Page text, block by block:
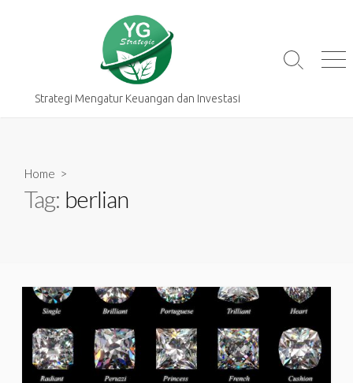
Strategi Mengatur Keuangan dan Investasi
Search
Home >
Tag: berlian